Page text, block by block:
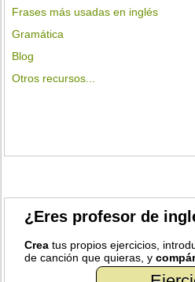
Frases más usadas en inglés
Gramática
Blog
Otros recursos...
¿Eres profesor de
Crea tus propios ejercicios,
de canción que quieras, y